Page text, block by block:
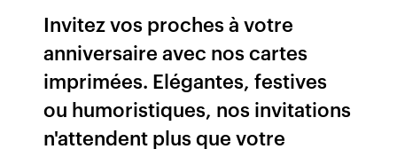
Invitez vos proches à votre
anniversaire avec nos cartes
imprimées. Elégantes, festives
ou humoristiques, nos invitations
n'attendent plus que votre